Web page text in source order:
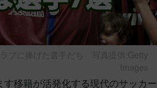
ブに捧げた選手だち
写真提供:Getty
Images
移籍が活発化する現代のサッカー